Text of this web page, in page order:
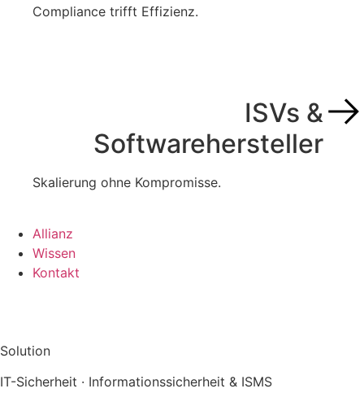
Compliance trifft Effizienz.
ISVs &
Softwarehersteller
Skalierung ohne Kompromisse.
Allianz
Wissen
Kontakt
Solution
IT-Sicherheit · Informationssicherheit & ISMS